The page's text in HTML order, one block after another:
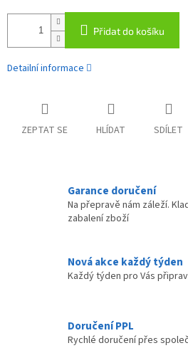
Přidat do košíku
Detailní informace
ZEPTAT SE HLÍDAT SDÍLET
Garance doručení
Na přepravě nám záleží.
zabalení zboží
Nová akce každý týden
Každý týden pro Vás
Doručení PPL
Rychlé doručení přes